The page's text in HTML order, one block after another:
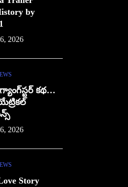
by
2026
గ్యాంగ్‌స్టర్ కథ…
2026
Story